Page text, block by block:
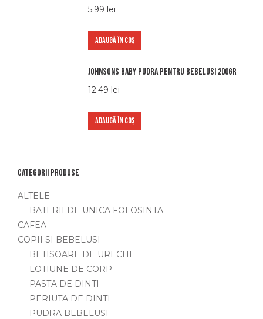
5.99 lei
ADAUGĂ ÎN COȘ
Johnsons Baby Pudra pentru bebelusi 200gr
12.49 lei
ADAUGĂ ÎN COȘ
Categorii produse
ALTELE
BATERII DE UNICA FOLOSINTA
CAFEA
COPII SI BEBELUSI
BETISOARE DE URECHI
LOTIUNE DE CORP
PASTA DE DINTI
PERIUTA DE DINTI
PUDRA BEBELUSI